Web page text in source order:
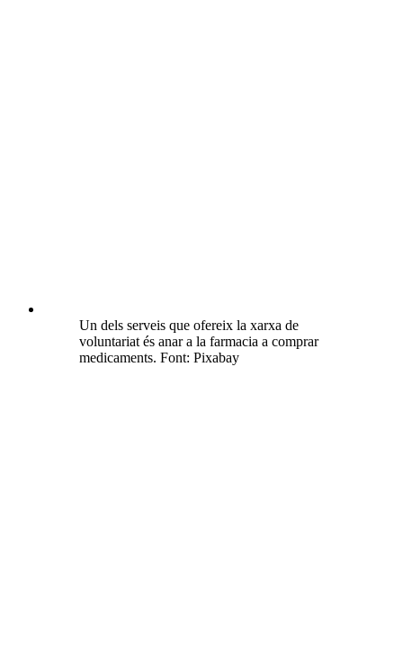
Un dels serveis que ofereix la xarxa de
voluntariat és anar a la farmacia a comprar
medicaments. Font: Pixabay